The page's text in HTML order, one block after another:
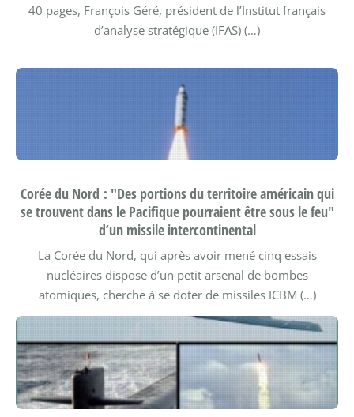
40 pages, François Géré, président de l’Institut français
d’analyse stratégique (IFAS) (…)
Corée du Nord : "Des portions du territoire américain qui
se trouvent dans le Pacifique pourraient être sous le feu"
d’un missile intercontinental
La Corée du Nord, qui après avoir mené cinq essais
nucléaires dispose d’un petit arsenal de bombes
atomiques, cherche à se doter de missiles ICBM (…)